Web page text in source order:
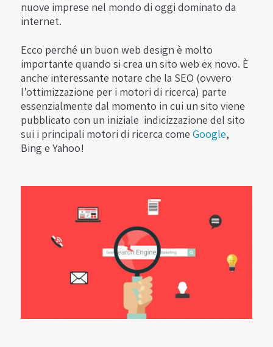
nuove imprese nel mondo di oggi dominato da
internet.
Ecco perché un buon web design è molto
importante quando si crea un sito web ex novo. È
anche interessante notare che la SEO (ovvero
l’ottimizzazione per i motori di ricerca) parte
essenzialmente dal momento in cui un sito viene
pubblicato con un iniziale indicizzazione del sito
sui i principali motori di ricerca come Google,
Bing e Yahoo!